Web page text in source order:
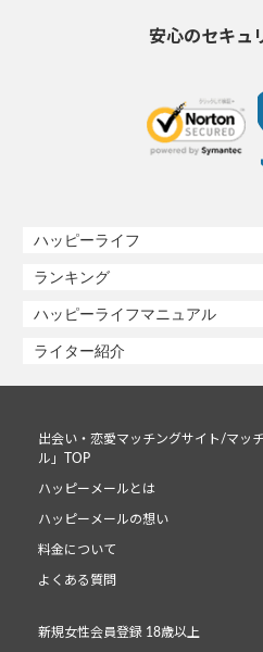
安心のセキュ
ハッピーライフ
ランキング
ハッピーライフマニュアル
ライター紹介
出会い・恋愛マッチングサイト/マッ
ル」TOP
ハッピーメールとは
ハッピーメールの想い
料金について
よくある質問
新規女性会員登録 18歳以上